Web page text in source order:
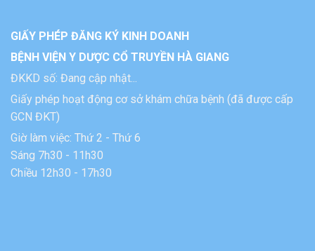
GIẤY PHÉP ĐĂNG KÝ KINH DOANH
BỆNH VIỆN Y DƯỢC CỔ TRUYỀN HÀ GIANG
ĐKKD số: Đang cập nhật...
Giấy phép hoạt động cơ sở khám chữa bệnh (đã được cấp
GCN ĐKT)
Giờ làm việc: Thứ 2 - Thứ 6
Sáng 7h30 - 11h30
Chiều 12h30 - 17h30